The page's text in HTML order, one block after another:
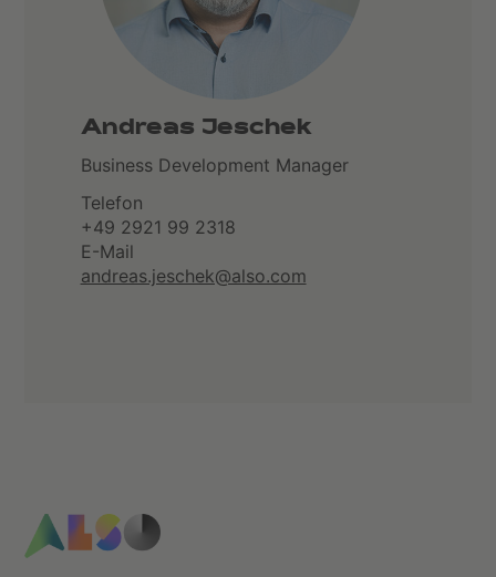
Andreas Jeschek
Business Development Manager
Telefon
+49 2921 99 2318
E-Mail
andreas.jeschek@also.com